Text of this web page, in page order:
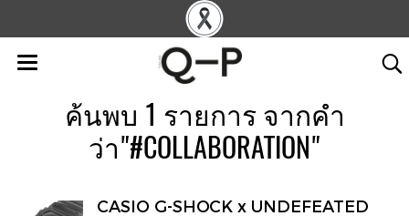
ค้นพบ 1 รายการ จากคำ
ว่า"#COLLABORATION"
CASIO G-SHOCK x UNDEFEATED